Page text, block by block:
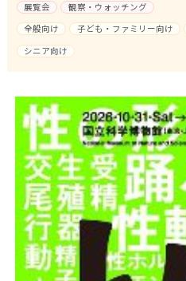
展覧会
観察・ウォッチング
全般向け
子ども・ファミリー向け
シニア向け